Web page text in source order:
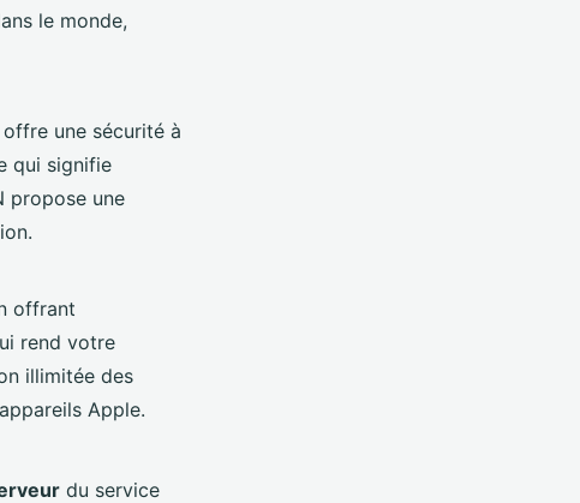
le monde,
une sécurité à
qui signifie
propose une
offrant
rend votre
illimitée des
Apple.
du service